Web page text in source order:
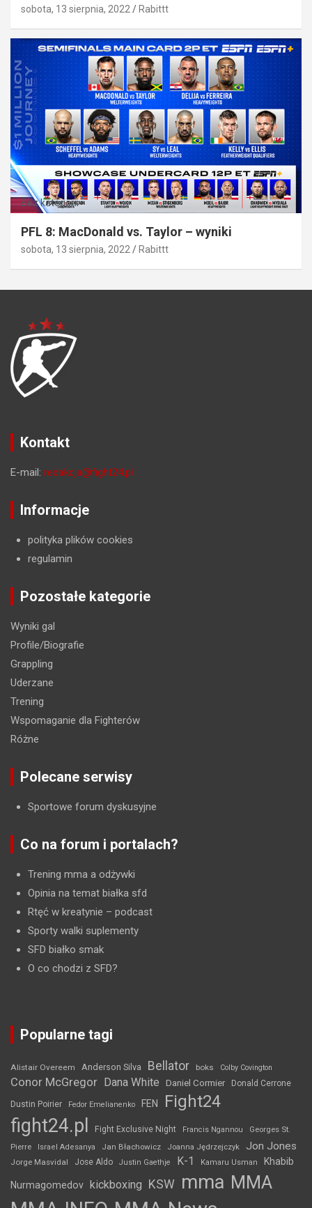
sobota, 13 sierpnia, 2022 Rabittt
Bez kategorii
PFL 8: MacDonald vs. Taylor – wyniki
sobota, 13 sierpnia, 2022 Rabittt
Kontakt
E-mail: redakcja@fight24.pl
Informacje
polityka plików cookies
regulamin
Pozostałe kategorie
Wyniki gal
Profile/Biografie
Grappling
Uderzane
Trening
Wspomaganie dla Fighterów
Różne
Polecane serwisy
Sportowe forum dyskusyjne
Co na forum i portalach?
Trening mma a odżywki
Opinia na temat białka sfd
Rtęć w kreatynie – podcast
Sporty walki suplementy
SFD białko smak
O co chodzi z SFD?
Popularne tagi
Alistair Overeem Anderson Silva Bellator boks Colby Covington
Conor McGregor Dana White Daniel Cormier Donald Cerrone
Dustin Poirier Fedor Emelianenko FEN Fight24
fight24.pl Fight Exclusive Night Francis Ngannou
Georges St.
Pierre
Israel Adesanya Jan Błachowicz Joanna Jędrzejczyk Jon Jones
Jorge Masvidal Jose Aldo Justin Gaethje K-1 Kamaru Usman Khabib
Nurmagomedov kickboxing KSW mma MMA